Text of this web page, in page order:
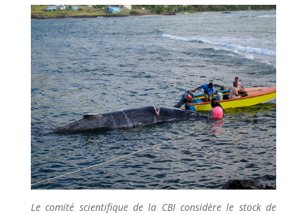
Le comité scientifique de la CBI considère le stock de